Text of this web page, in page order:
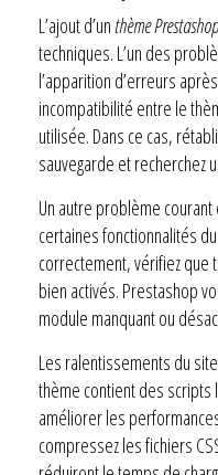
L’ajout d’unthème Prestashop
techniques. L’un des
l’apparition d’erreurs
incompatibilité entre le
utilisée. Dans ce cas,
sauvegarde et recherchez
Un autre problème courant
certaines fonctionnalités
correctement, vérifiez
bien activés. Prestashop
module manquant ou
Les ralentissements du
thème contient des
améliorer les
compressez les fichiers